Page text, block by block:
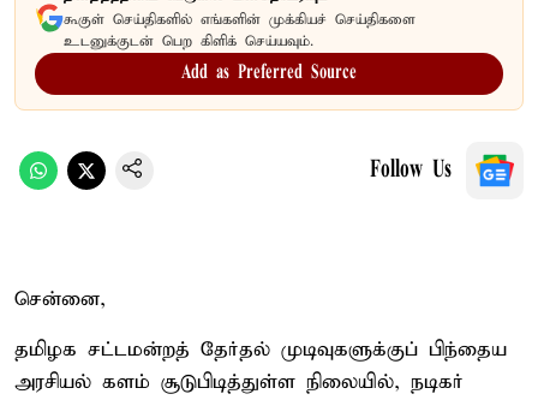
கூகுள் செய்திகளில் எங்களின் முக்கியச் செய்திகளை
உடனுக்குடன் பெற கிளிக் செய்யவும்.
Add as Preferred Source
Follow Us
சென்னை,
தமிழக சட்டமன்றத் தேர்தல் முடிவுகளுக்குப் பிந்தைய
அரசியல் களம் சூடுபிடித்துள்ள நிலையில், நடிகர்